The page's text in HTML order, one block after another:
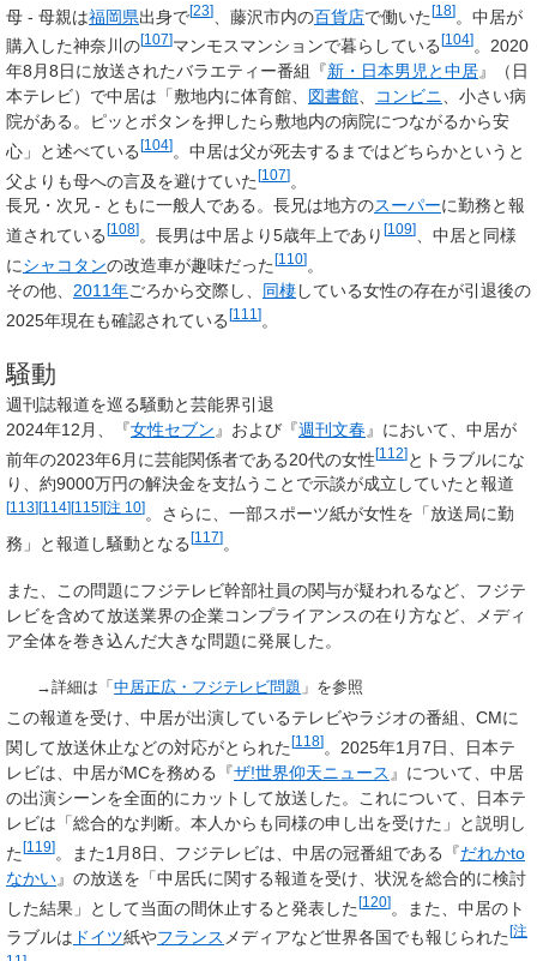
母 - 母親は福岡県出身で[23] 、藤沢市内の百貨店で働いた[18]。中居が
購入した神奈川の[107]マンモスマンションで暮らしている [104] 。2020
年8月8日に放送されたバラエティー番組『新・日本男児と中居』（日
本テレビ）で中居は「敷地内に体育館、 図書館 コンビニ
、小さい病
院がある。ピッとボタンを押したら敷地内の病院につながるから安
心」と述べている[104]。中居は父が死去するまではどちらかというと
父よりも母への言及を避けていた[107]。
長兄・次兄 - ともに一般人である。長兄は地方のスーパーに勤務と報
道されている [108] 。長男は中居より5歳年上であり [109]
、中居と同様
にシャコタンの改造車が趣味だった[110]。
その他、 2011年ごろから交際し、 同棲している女性の存在が引退後の
2025年現在も確認されている[111 ]。
騒動
週刊誌報道を巡る騒動と芸能界引退
2024年12月、『女性セブン 』および『週刊文春 』において、中居が
前年の2023年6月に芸能関係者である20代の女性[112]とトラブルにな
り、約9000万円の解決金を支払うことで示談が成立していたと報道
[113][114][115][注 10] 。さらに、一部スポーツ紙が女性を「放送局に勤
務」と報道し騒動となる [117] 。
また、この問題にフジテレビ幹部社員の関与が疑われるなど、フジテ
レビを含めて放送業界の企業コンプライアンスの在り方など、メディ
ア全体を巻き込んだ大きな問題に発展した。
→詳細は「中居正広・フジテレビ問題 」を参照
この報道を受け、中居が出演しているテレビやラジオの番組、CMに
関して放送休止などの対応がとられた [118] 。2025年1月7日、日本テ
レビは、中居がMCを務める『ザ!世界仰天ニュース 』について、中居
の出演シーンを全面的にカットして放送した。これについて、日本テ
レビは「総合的な判断。本人からも同様の申し出を受けた」と説明し
た[119]。また1月8日、フジテレビは、中居の冠番組である『だれかto
なかい』の放送を「中居氏に関する報道を受け、状況を総合的に検討
した結果」として当面の間休止すると発表した[120]。また、中居のト
ラブルは ドイツ紙やフランス メディアなど世界各国でも報じられた [注